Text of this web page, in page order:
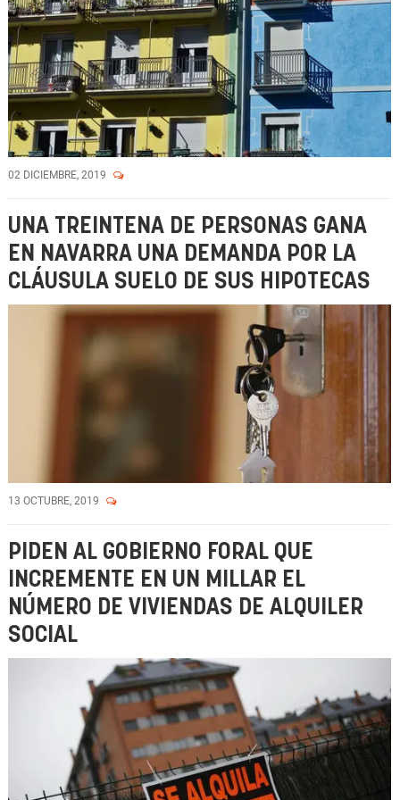
02 DICIEMBRE, 2019
UNA TREINTENA DE PERSONAS GANA
EN NAVARRA UNA DEMANDA POR LA
CLÁUSULA SUELO DE SUS HIPOTECAS
13 OCTUBRE, 2019
PIDEN AL GOBIERNO FORAL QUE
INCREMENTE EN UN MILLAR EL
NÚMERO DE VIVIENDAS DE ALQUILER
SOCIAL